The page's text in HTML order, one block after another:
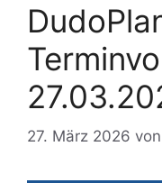
27. März 2026 von